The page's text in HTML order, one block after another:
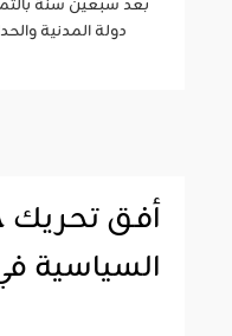
دولة المدنية
أفق تحريك
السياسية